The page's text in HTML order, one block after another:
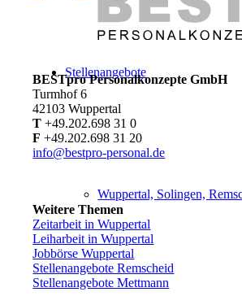
Stellenangebote
Wuppertal, Solingen,
BESTpro Personalkonzepte GmbH
Turmhof 6
42103 Wuppertal
T +49.202.698 31 0
F +49.202.698 31 20
info@bestpro-personal.de
Weitere Themen
Zeitarbeit in Wuppertal
Leiharbeit in Wuppertal
Jobbörse Wuppertal
Stellenangebote Remscheid
Stellenangebote Mettmann